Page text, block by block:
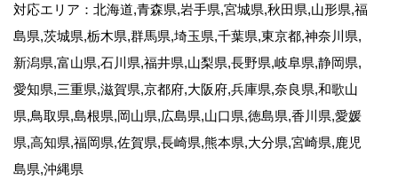
対応エリア：北海道,青森県,岩手県,宮城県,秋田県,山形県,福
島県,茨城県,栃木県,群馬県,埼玉県,千葉県,東京都,神奈川県,
新潟県,富山県,石川県,福井県,山梨県,長野県,岐阜県,静岡県,
愛知県,三重県,滋賀県,京都府,大阪府,兵庫県,奈良県,和歌山
県,鳥取県,島根県,岡山県,広島県,山口県,徳島県,香川県,愛媛
県,高知県,福岡県,佐賀県,長崎県,熊本県,大分県,宮崎県,鹿児
島県,沖縄県